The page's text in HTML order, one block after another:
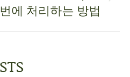
에 처리하는 방법